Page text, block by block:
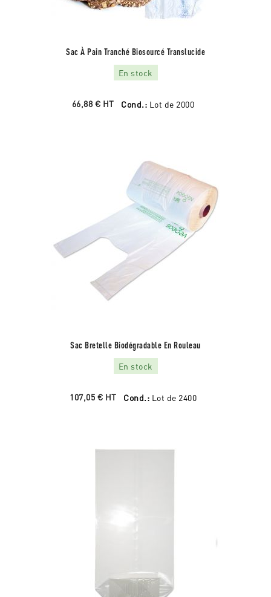
Sac À Pain Tranché Biosourcé Translucide
En stock
66,88 € HT Cond.: Lot de 2000
Sac Bretelle Biodégradable En Rouleau
En stock
107,05 € HT Cond.: Lot de 2400